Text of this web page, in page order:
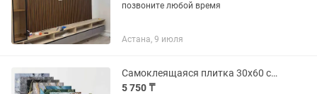
позвоните любой время
Астана, 9 июля
Самоклеящаяся плитка 30x60 см (комплект 10 штук) быстрый ремонт за один в
5 750 ₸